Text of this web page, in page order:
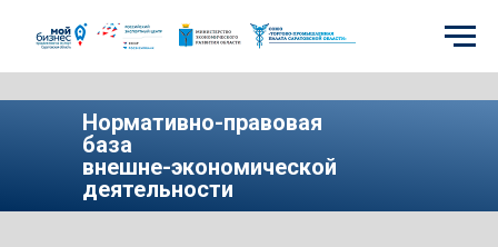
Нормативно-правовая
база
внешне-экономической
деятельности